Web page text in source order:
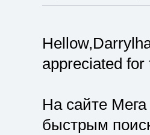
appreciated
На сайте
быстрым